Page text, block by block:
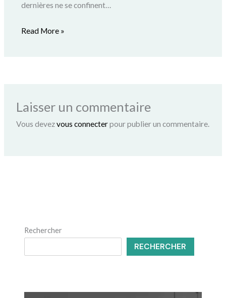
dernières ne se confinent…
Read More »
Laisser un commentaire
Vous devezvous connecterpour publier un commentaire.
Rechercher
RECHERCHER